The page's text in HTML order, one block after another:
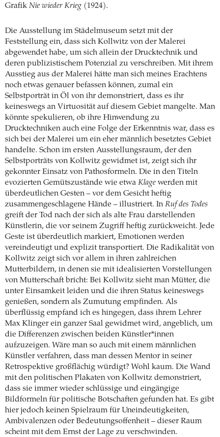
Grafik Nie wieder Krieg (1924).
Die Ausstellung im Städelmuseum setzt mit der
Feststellung ein, dass sich Kollwitz von der Malerei
abgewendet habe, um sich allein der Drucktechnik und
deren publizistischem Potenzial zu verschreiben. Mit ihrem
Ausstieg aus der Malerei hätte man sich meines Erachtens
noch etwas genauer befassen können, zumal ein
Selbstporträt in Öl von ihr demonstriert, dass es ihr
keineswegs an Virtuosität auf diesem Gebiet mangelte. Man
könnte spekulieren, ob ihre Hinwendung zu
Drucktechniken auch eine Folge der Erkenntnis war, dass es
sich bei der Malerei um ein eher männlich besetztes Gebiet
handelte. Schon im ersten Ausstellungsraum, der den
Selbstporträts von Kollwitz gewidmet ist, zeigt sich ihr
gekonnter Einsatz von Pathosformeln. Die in den Titeln
evozierten Gemütszustände wie etwa Klage werden mit
überdeutlichen Gesten – vor dem Gesicht heftig
zusammengeschlagene Hände – illustriert. In Ruf des Todes
greift der Tod nach der sich als alte Frau darstellenden
Künstlerin, die vor seinem Zugriff heftig zurückweicht. Jede
Geste ist überdeutlich markiert, Emotionen werden
vereindeutigt und explizit transportiert. Die Radikalität von
Kollwitz zeigt sich vor allem in ihren zahlreichen
Mutterbildern, in denen sie mit idealisierten Vorstellungen
von Mutterschaft bricht: Bei Kollwitz sieht man Mütter, die
unter Einsamkeit leiden und die ihren Status keineswegs
genießen, sondern als Zumutung empfinden. Als
überflüssig empfand ich es hingegen, dass ihrem Lehrer
Max Klinger ein ganzer Saal gewidmet wird, angeblich, um
die Differenzen zwischen beiden Künstler*innen
aufzuzeigen. Wäre man so auch mit einem männlichen
Künstler verfahren, dass man dessen Mentor in seiner
Retrospektive großflächig würdigt? Wohl kaum. Die Wand
mit den politischen Plakaten von Kollwitz demonstriert,
dass sie immer wieder schlüssige und eingängige
Bildformeln für politische Botschaften gefunden hat. Es gibt
hier jedoch keinen Spielraum für Uneindeutigkeiten,
Ambivalenzen oder Bedeutungsoffenheit – dieser Raum
scheint mit dem Ernst der Lage zu verschwinden.